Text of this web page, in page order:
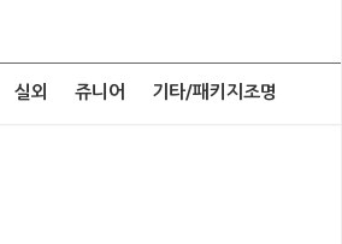
실외 쥬니어 기타/패키지조명